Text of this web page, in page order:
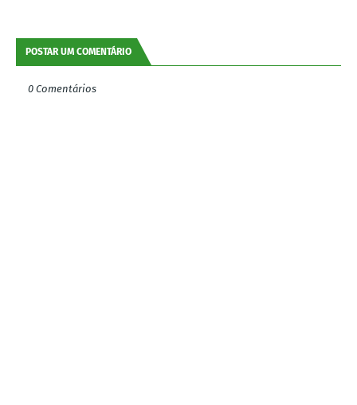
POSTAR UM COMENTÁRIO
0 Comentários